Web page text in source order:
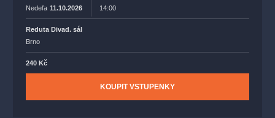
Nedeľa 11.10.2026 14:00
Reduta Divad. sál
Brno
240 Kč
KOUPIT VSTUPENKY